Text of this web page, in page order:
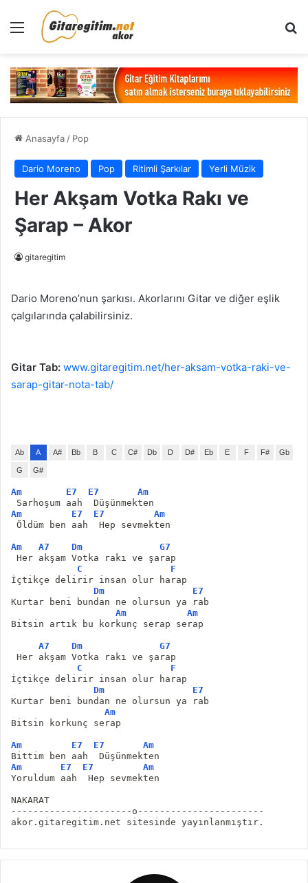
Menü
Anasayfa / Pop
Dario Moreno Pop Ritimli Şarkılar Yerli Müzik
Her Akşam Votka Rakı ve
Şarap – Akor
gitaregitim
Dario Moreno’nun şarkısı. Akorlarını Gitar ve diğer eşlik
çalgılarında çalabilirsiniz.
Gitar Tab: www.gitaregitim.net/her-aksam-votka-raki-ve-
sarap-gitar-nota-tab/
Ab A A# Bb B C C# Db D D# Eb E F F# Gb
G G#
Am E7 E7
Am
Sarhoşum aah  Düşünmekten
Am
E7 E7
Am
Öldüm ben aah  Hep sevmekten
Am A7 Dm
G7
Her akşam Votka rakı ve şarap
C
F
İçtikçe delirir insan olur harap
Dm
E7
Kurtar beni bundan ne olursun ya rab
Am
Am
Bitsin artık bu korkunç serap serap
A7 Dm
G7
Her akşam Votka rakı ve şarap
C
F
İçtikçe delirir insan olur harap
Dm
E7
Kurtar beni bundan ne olursun ya rab
Am
Bitsin korkunç serap
Am E7 E7
Am
Bittim ben aah  Düşünmekten
Am
E7 E7
Am
Yoruldum aah  Hep sevmekten
NAKARAT
----------------------o-----------------------
akor.gitaregitim.net sitesinde yayınlanmıştır.